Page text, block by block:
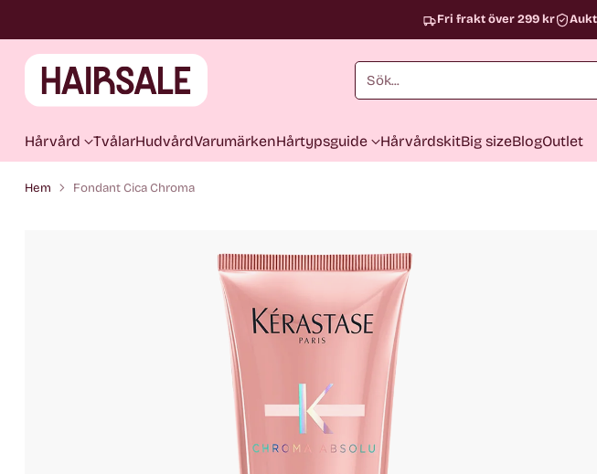
Sök...
Hårvård TvålarHudvårdVarumärkenHårtypsguide HårvårdskitBig sizeBlogOutlet
Fri frakt över 299 kr
Hem Fondant Cica Chroma